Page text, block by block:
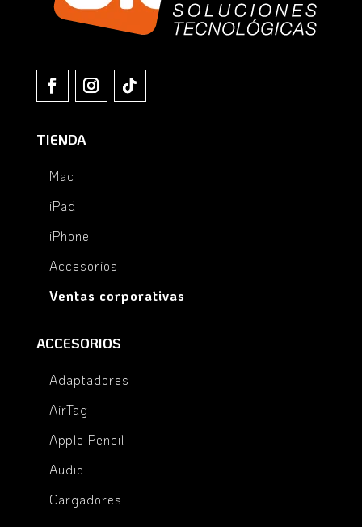
TIENDA
Mac
iPad
iPhone
Accesorios
Ventas corporativas
ACCESORIOS
Adaptadores
AirTag
Apple Pencil
Audio
Cargadores